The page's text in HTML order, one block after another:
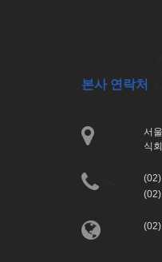
본사 연락처
서
식